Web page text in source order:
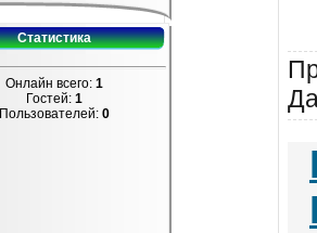
Статистика
Онлайн всего: 1
Гостей: 1
Пользователей: 0